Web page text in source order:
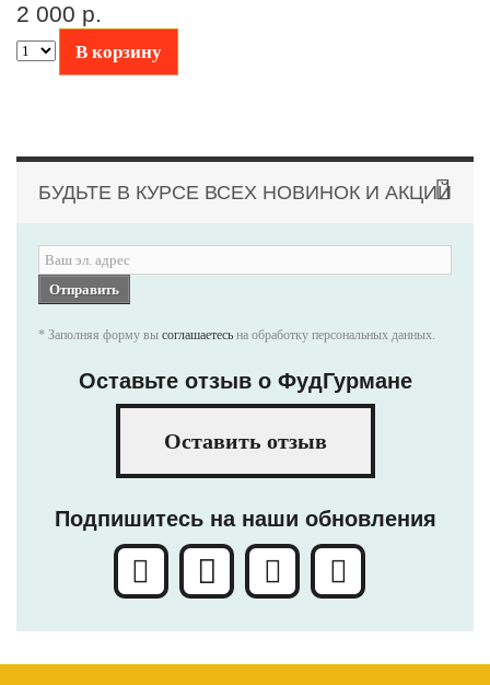
2 000 р.
В корзину
БУДЬТЕ В КУРСЕ ВСЕХ НОВИНОК И АКЦИЙ
Отправить
* Заполняя форму вы соглашаетесь на обработку персональных данных.
Оставьте отзыв о ФудГурмане
Оставить отзыв
Подпишитесь на наши обновления